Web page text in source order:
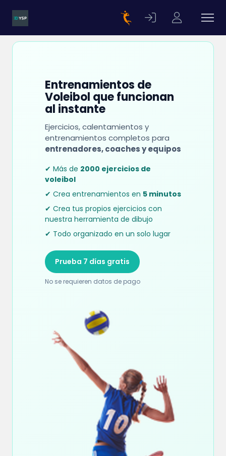
Entrenamientos de
Voleibol que funcionan
al instante
Ejercicios, calentamientos y
entrenamientos completos para
entrenadores, coaches y equipos
✔ Más de 2000 ejercicios de
voleibol
✔ Crea entrenamientos en 5 minutos
✔ Crea tus propios ejercicios con
nuestra herramienta de dibujo
✔ Todo organizado en un solo lugar
Prueba 7 días gratis
No se requieren datos de pago